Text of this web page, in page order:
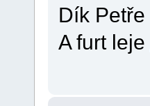
Dík
A furt leje